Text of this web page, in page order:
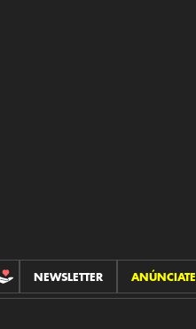
CONTRIBUCIONES
NEWSLETTER ANÚNCIATE